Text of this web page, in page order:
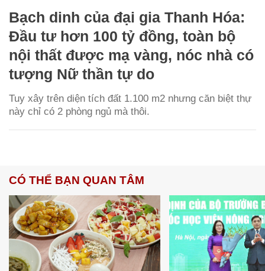
Bạch dinh của đại gia Thanh Hóa:
Đầu tư hơn 100 tỷ đồng, toàn bộ
nội thất được mạ vàng, nóc nhà có
tượng Nữ thần tự do
Tuy xây trên diện tích đất 1.100 m2 nhưng căn biệt thự
này chỉ có 2 phòng ngủ mà thôi.
CÓ THỂ BẠN QUAN TÂM